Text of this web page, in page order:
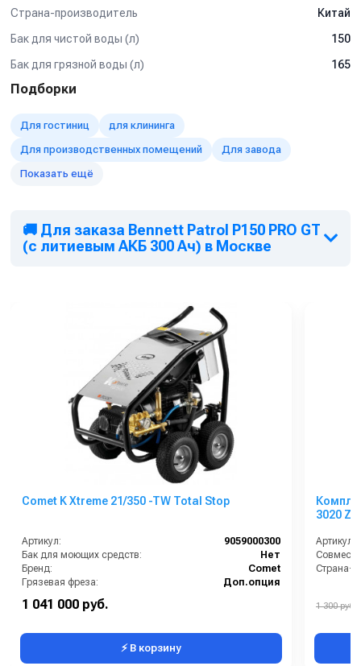
Страна-производитель
Китай
Бак для чистой воды (л)
150
Бак для грязной воды (л)
165
Подборки
Для гостиниц
для клининга
Для производственных помещений
Для завода
Показать ещё
🚚 Для заказа Bennett Patrol P150 PRO GT
(с литиевым АКБ 300 Ач) в Москве
Comet K Xtreme 21/350 -TW Total Stop
Артикул:
9059000300
Бак для моющих средств:
Нет
Бренд:
Comet
Грязевая фреза:
Доп.опция
Длина шланга ВД (м):
Защита от перегрева:
1 041 000 руб.
⚡ В корзину
3020
Артикул:
Страна-
1 300 руб.